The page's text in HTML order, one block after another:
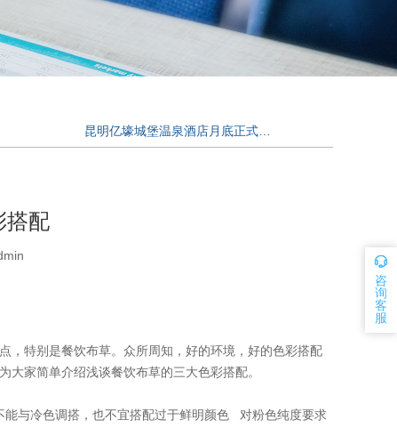
搭配
，特别是餐饮布草。众所周知，好的环境，好的色彩搭配
家简单介绍浅谈餐饮布草的三大色彩搭配。
与冷色调搭，也不宜搭配过于鲜明颜色 对粉色纯度要求
咨
询
客
服